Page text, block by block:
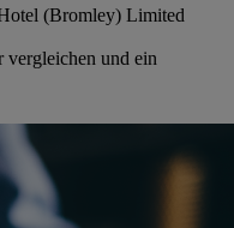
(Bromley) Limited
vergleichen und ein